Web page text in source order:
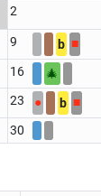
2
9 b ■
16 🎄
23 ● b ■
30